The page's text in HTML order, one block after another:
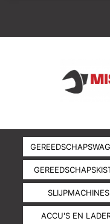
SLIJPMACHINES
ACCU'S EN